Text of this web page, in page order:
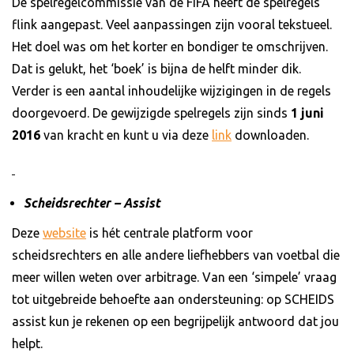
flink aangepast. Veel aanpassingen zijn vooral tekstueel.
Het doel was om het korter en bondiger te omschrijven.
Dat is gelukt, het ‘boek’ is bijna de helft minder dik.
Verder is een aantal inhoudelijke wijzigingen in de regels
doorgevoerd. De gewijzigde spelregels zijn sinds 1 juni
2016 van kracht en kunt u via deze link downloaden.
Scheidsrechter – Assist
Deze website is hét centrale platform voor
scheidsrechters en alle andere liefhebbers van voetbal die
meer willen weten over arbitrage. Van een ‘simpele’ vraag
tot uitgebreide behoefte aan ondersteuning: op SCHEIDS
assist kun je rekenen op een begrijpelijk antwoord dat jou
helpt.